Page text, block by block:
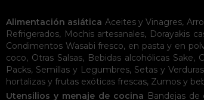
Alimentación asiática Aceites y Vinagres,
Refrigerados, Mochis artesanales, Dorayakis
Condimentos Wasabi fresco, en pasta y en
coco, Otras Salsas, Bebidas alcohólicas Sake,
Packs, Semillas y Legumbres, Setas y
hortalizas y frutas exóticas frescas, Zumos y
Utensilios y menaje de cocina Bandejas de